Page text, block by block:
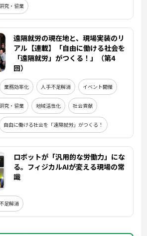
究・協業
遠隔就労の現在地と、現場実装のリ
アル【連載】「自由に働ける社会を
「遠隔就労」がつくる！」（第4
回）
業務効率化 人手不足解消 イベント開催
究・協業 地域活性化 社会貢献
自由に働ける社会を「遠隔就労」がつくる！
ロボットが「汎用的な労働力」にな
る。フィジカルAIが変える現場の常
識
足解消